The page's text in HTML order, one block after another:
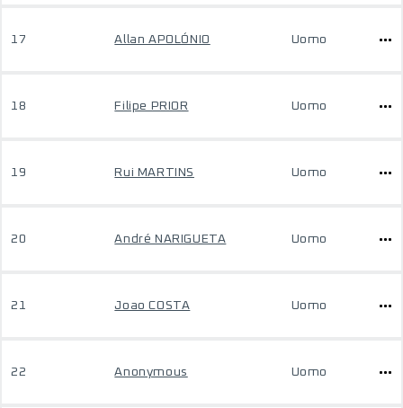
17 Allan APOLÓNIO Uomo
18 Filipe PRIOR Uomo
19 Rui MARTINS Uomo
20 André NARIGUETA Uomo
21 Joao COSTA Uomo
22 Anonymous Uomo